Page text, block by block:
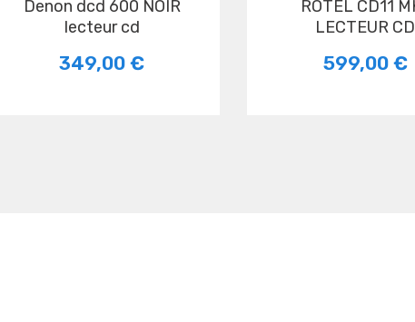
denon dcd 600 NOIR
lecteur cd
349,00 €
ROTEL CD11 MKII
LECTEUR CD
599,00 €